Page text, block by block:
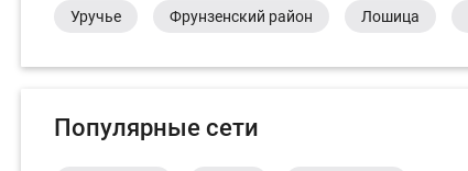
Уручье Фрунзенский район Лошица
Популярные сети